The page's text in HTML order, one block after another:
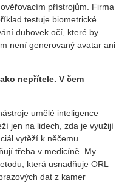
přístrojům. Firma
testuje biometrické
duhovek očí, které by
není generovaný avatar ani
nepřítele. V čem
umělé inteligence
jen na lidech, zda je využijí
vytěží k něčemu
třeba v medicíně. My
která usnadňuje ORL
dat z kamer